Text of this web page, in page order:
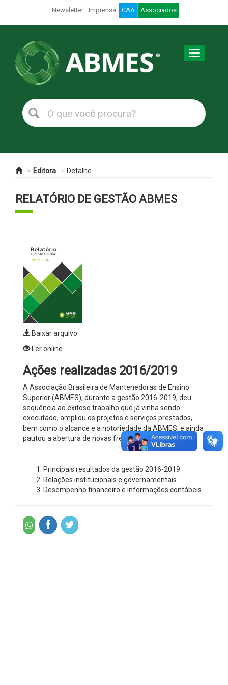
Newsletter Imprensa CAA Associados
Toggle
Editora Detalhe
RELATÓRIO DE GESTÃO ABMES
Baixar arquivo
Ler online
Ações realizadas 2016/2019
A Associação Brasileira de Mantenedoras de Ensino
Superior (ABMES), durante a gestão 2016-2019, deu
sequência ao exitoso trabalho que já vinha sendo
executado, ampliou os projetos e serviços prestados,
bem como o alcance e a notoriedade da ABMES, e ainda
pautou a abertura de novas frentes de atuação.
Principais resultados da gestão 2016-2019
Relações institucionais e governamentais
Desempenho financeiro e informações contábeis